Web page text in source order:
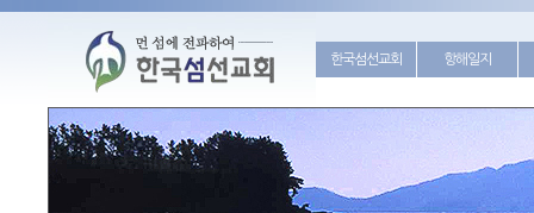
한국섬선교회 항해일지